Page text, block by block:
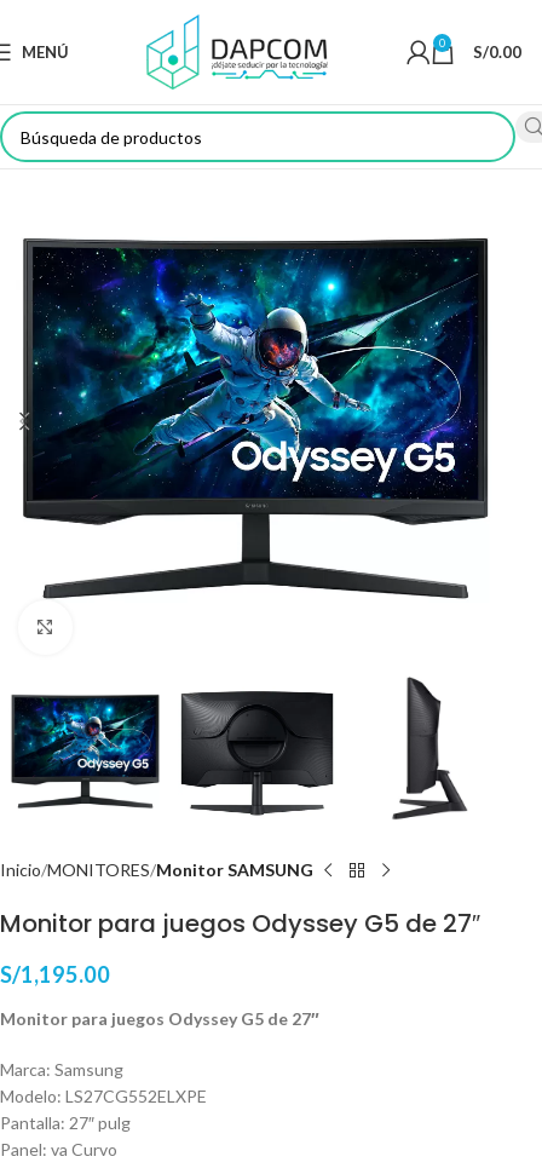
MENÚ 0 S/0.00
Inicio MONITORES Monitor SAMSUNG
Monitor para juegos Odyssey G5 de 27″
S/1,195.00
Monitor para juegos Odyssey G5 de 27″
Marca: Samsung
Modelo: LS27CG552ELXPE
Pantalla: 27″ pulg
Panel: va Curvo